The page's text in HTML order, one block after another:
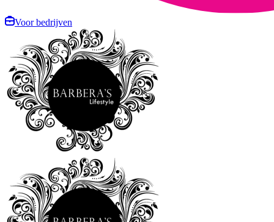
Voor bedrijven